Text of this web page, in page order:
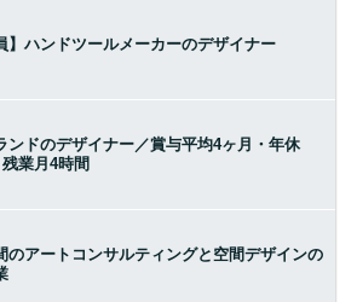
】ハンドツールメーカーのデザイナー
ンドのデザイナー／賞与平均4ヶ月・年休
業月4時間
のアートコンサルティングと空間デザインの